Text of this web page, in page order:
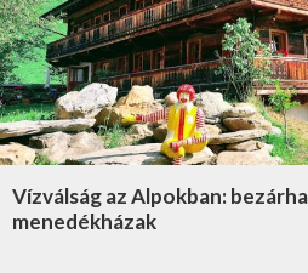
Vízválság az Alpokban:
menedékházak